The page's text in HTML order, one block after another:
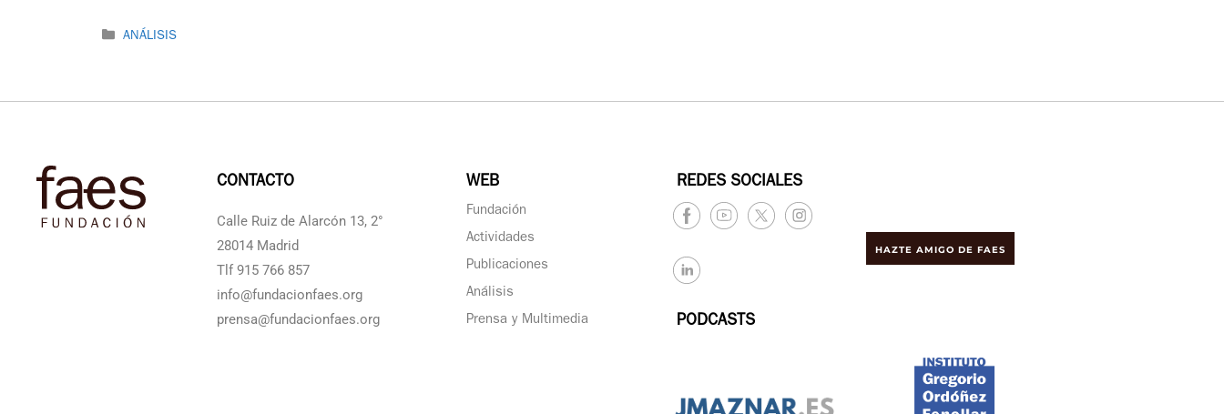
ANÁLISIS
CONTACTO
Calle Ruiz de Alarcón 13, 2°
28014 Madrid
Tlf 915 766 857
info@fundacionfaes.org
prensa@fundacionfaes.org
WEB
Fundación
Actividades
Publicaciones
Análisis
Prensa y Multimedia
REDES SOCIALES
PODCASTS
HAZTE AMIGO DE FAES